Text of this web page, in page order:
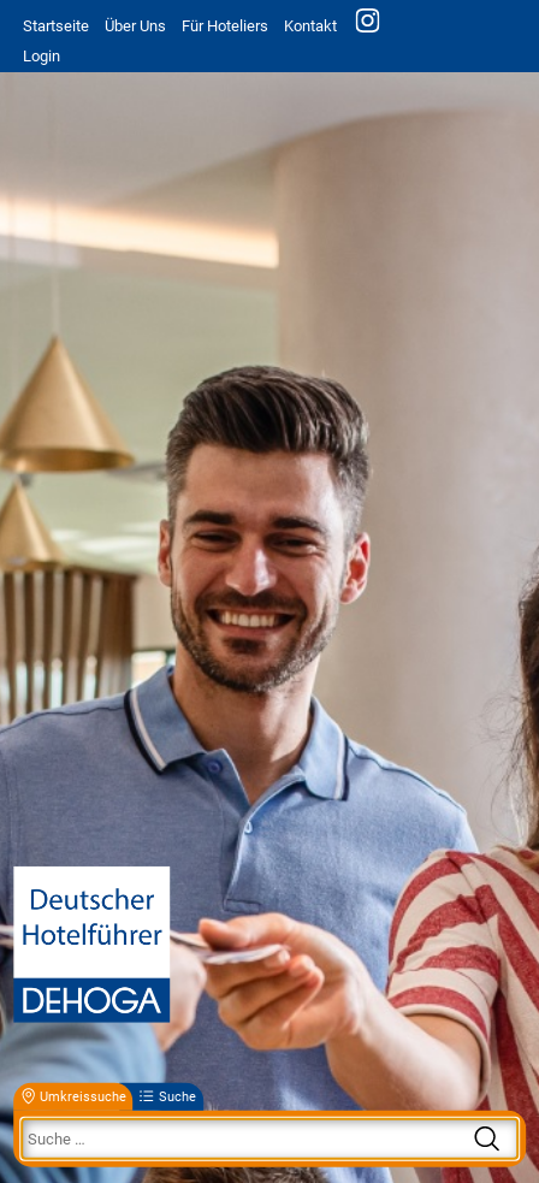
Startseite Über Uns Für Hoteliers
Kontakt
Login
Umkreissuche Suche